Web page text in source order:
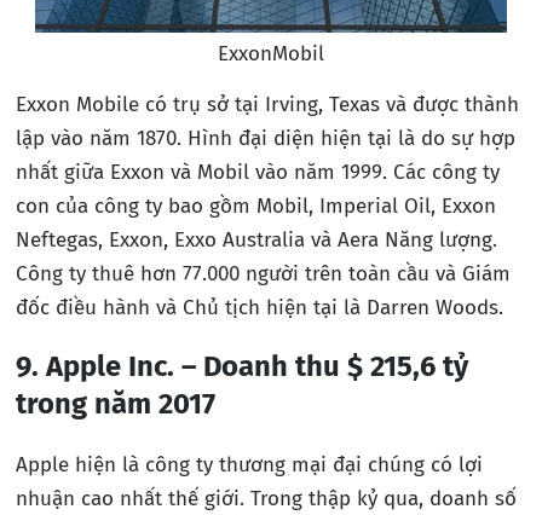
ExxonMobil
Exxon Mobile có trụ sở tại Irving, Texas và được thành
lập vào năm 1870. Hình đại diện hiện tại là do sự hợp
nhất giữa Exxon và Mobil vào năm 1999. Các công ty
con của công ty bao gồm Mobil, Imperial Oil, Exxon
Neftegas, Exxon, Exxo Australia và Aera Năng lượng.
Công ty thuê hơn 77.000 người trên toàn cầu và Giám
đốc điều hành và Chủ tịch hiện tại là Darren Woods.
9. Apple Inc. – Doanh thu $ 215,6 tỷ
trong năm 2017
Apple hiện là công ty thương mại đại chúng có lợi
nhuận cao nhất thế giới. Trong thập kỷ qua, doanh số